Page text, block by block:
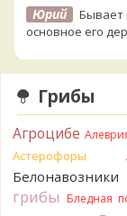
Юрий
Бывает
основное его
1 день назад
Katya20
1 день назад
Katya20
1 день назад
Verona
2 дня назад
Грибы
Агроцибе
Астерофоры
Белонавозники
грибы Бледная